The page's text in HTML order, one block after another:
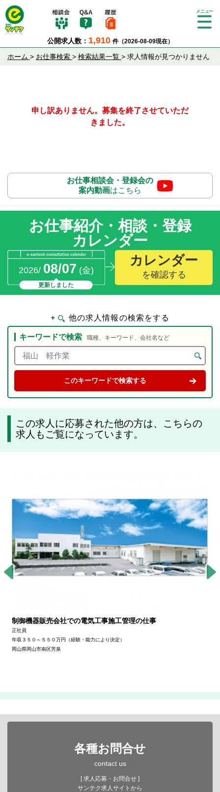
公開求人数： 1,910 件（2026-08-09現在）
Tog
ion
ホーム > お仕事検索 > 検索結果一覧 > 求人情報が見つかりません
申し訳ありません。募集を終了させていただ
きました。
お仕事相談会・登録会の
案内動画はこちら
お仕事紹介・相談・登録
カレンダー
2026/ 08/07 (金)
更新しました
カレンダー
を確認する
+ 他の求人情報の検索をする
キーワードで検索 職種、キーワード、会社名など
この求人に応募された他の方は、こちらの
求人もご覧になっています。
制御機器販売会社での電気工事施工管理の仕事
正社員
年収３５０～５５０万円（経験・能力により決定）
岡山県岡山市南区芳泉
各種お問合せ
contact us
[ 求人応募・お問合せ ]
サンテク求人サイトから